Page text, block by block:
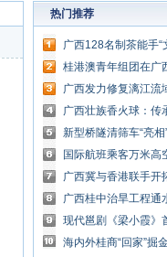
热门推荐
广西128名制茶能手“
桂港澳青年组团在广
广西发力修复漓江流
万平方米
广西壮族香火球：传
新型桥隧清筛车“亮
工到机械转型
国际航班乘客万米高
命开辟绿色通道
广西冀与香港联手开
广西桂中治旱工程通
转身
现代邕剧《梁小霞》
海内外桂商“回家”掘